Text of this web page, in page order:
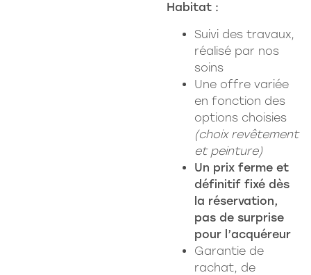
Habitat :
Suivi des travaux,
réalisé par nos
soins
Une offre variée
en fonction des
options choisies
(choix revêtement
et peinture)
Un prix ferme et
définitif fixé dès
la réservation,
pas de surprise
pour l’acquéreur
Garantie de
rachat, de